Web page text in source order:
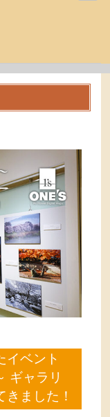
イベント
ギャラリ
ました！